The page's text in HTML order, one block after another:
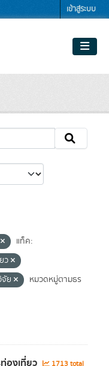
เข้าสู่ระบบ
แท็ค:
ว
ย
หมวดหมู่ตามธร
1713 total